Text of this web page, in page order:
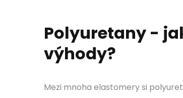
Polyuretany -
výhody?
Mezi mnoha elastomery si